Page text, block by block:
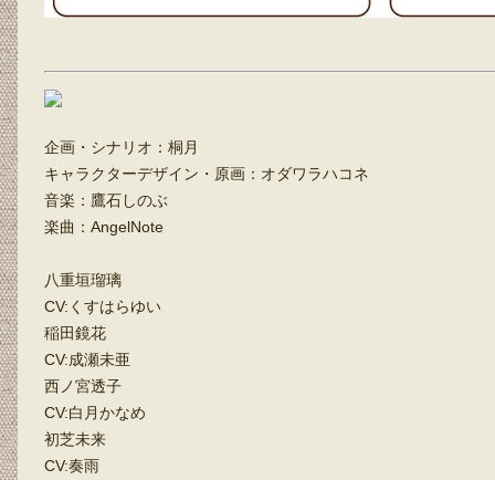
企画・シナリオ：桐月
キャラクターデザイン・原画：オダワラハコネ
音楽：鷹石しのぶ
楽曲：AngelNote
八重垣瑠璃
CV:くすはらゆい
稲田鏡花
CV:成瀬未亜
西ノ宮透子
CV:白月かなめ
初芝未来
CV:奏雨